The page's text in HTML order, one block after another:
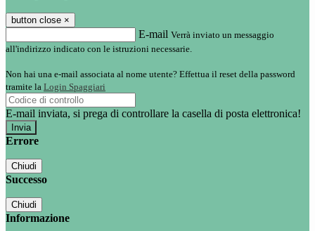
button close ×
E-mail Verrà inviato un messaggio
all'indirizzo indicato con le istruzioni necessarie.
Non hai una e-mail associata al nome utente? Effettua il reset della password
tramite la Login Spaggiari
E-mail inviata, si prega di controllare la casella di posta elettronica!
Errore
Chiudi
Successo
Chiudi
Informazione